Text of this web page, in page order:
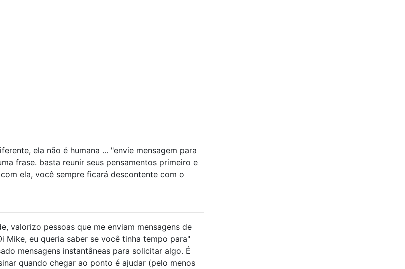
ela não é humana ... "envie mensagem para
frase. basta reunir seus pensamentos primeiro e
ela, você sempre ficará descontente com o
valorizo ​​pessoas que me enviam mensagens de
Mike, eu queria saber se você tinha tempo para"
mensagens instantâneas para solicitar algo. É
quando chegar ao ponto é ajudar (pelo menos